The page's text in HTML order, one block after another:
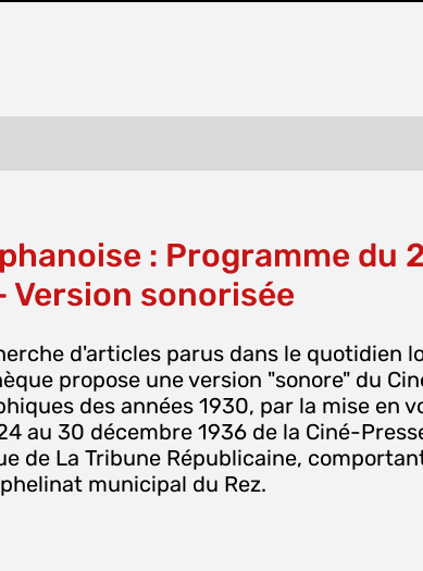
: Programme du
Version sonorisée
d'articles parus dans le quotidien
propose une version "sonore" du
des années 1930, par la mise en
au 30 décembre 1936 de la Ciné-
de La Tribune Républicaine,
municipal du Rez.